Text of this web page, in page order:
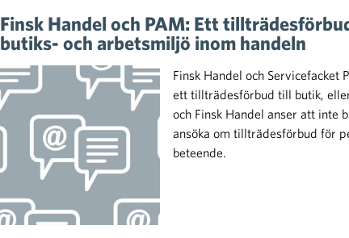
Finsk Handel och PAM: Ett
butiks- och arbetsmiljö inom handeln
Finsk Handel och
ett tillträdesförbud till butik,
och Finsk Handel anser att inte
ansöka om tillträdesförbud för
beteende.